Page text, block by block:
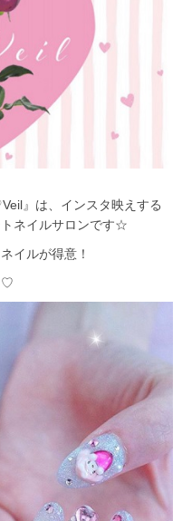
』は、インスタ映えする
ネイルサロンです☆
イルが得意！
♡